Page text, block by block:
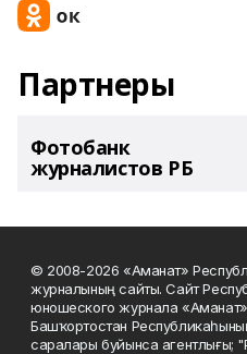
Партнеры
Фотобанк
журналистов РБ
© 2008-2026 «Аманат»
журналының сайты. Сайт
юношеского журнала
Башҡортостан
саралары буйынса агентлығы;